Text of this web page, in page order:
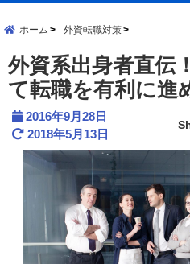
ホーム 外資転職対策
外資系出身者直伝
て転職を有利に進
2016年9月28日
2018年5月13日